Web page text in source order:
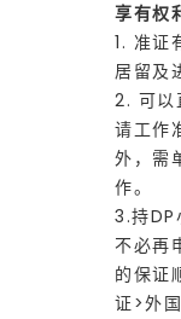
学
生
签
证
享有权
1. 准证
居留及
2. 可以
请工作
外，需
作。
3.持DP
不必再
的保证
证>外国